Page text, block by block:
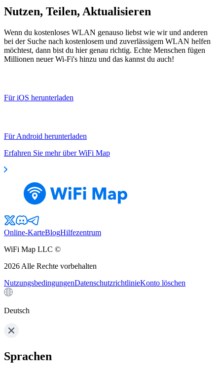
Nutzen, Teilen, Aktualisieren
Wenn du kostenloses WLAN genauso liebst wie wir und anderen
bei der Suche nach kostenlosem und zuverlässigem WLAN helfen
möchtest, dann bist du hier genau richtig. Echte Menschen fügen
Millionen neuer Wi-Fi's hinzu und das kannst du auch!
Für iOS herunterladen
Für Android herunterladen
Erfahren Sie mehr über WiFi Map
Online-KarteBlogHilfezentrum
WiFi Map LLC ©
2026 Alle Rechte vorbehalten
NutzungsbedingungenDatenschutzrichtlinieKonto löschen
Deutsch
Sprachen